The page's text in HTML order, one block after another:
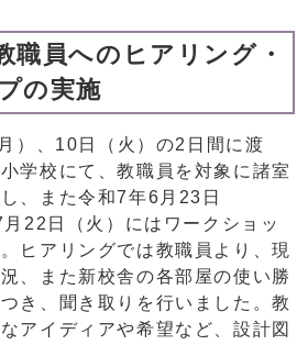
員へのヒアリング・
の実施
）、10日（火）の2日間に渡
学校にて、教職員を対象に諸室
、また令和7年6月23日
月22日（火）にはワークショッ
ヒアリングでは教職員より、現
、また新校舎の各部屋の使い勝
き、聞き取りを行いました。教
アイディアや希望など、設計図